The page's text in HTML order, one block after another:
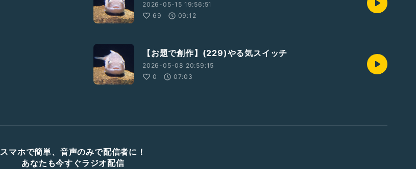
2026-05-15 19:56:51
69
09:12
【お題で創作】(229)やる気スイッチ
2026-05-08 20:59:15
0
07:03
スマホで簡単、音声のみで配信者に！
あなたも今すぐラジオ配信